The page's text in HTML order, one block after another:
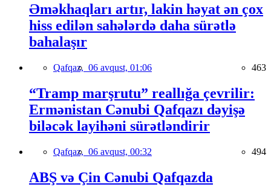
Əməkhaqları artır, lakin həyat ən çox
hiss edilən sahələrdə daha sürətlə
bahalaşır
Qafqaz, 06 avqust, 01:06 463
“Tramp marşrutu” reallığa çevrilir:
Ermənistan Cənubi Qafqazı dəyişə
biləcək layihəni sürətləndirir
Qafqaz, 06 avqust, 00:32 494
ABŞ və Çin Cənubi Qafqazda